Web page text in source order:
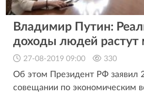
Владимир Путин:
доходы людей растут
27-08-2019 09:00 330
Об этом Президент РФ заявил
совещании по экономическим